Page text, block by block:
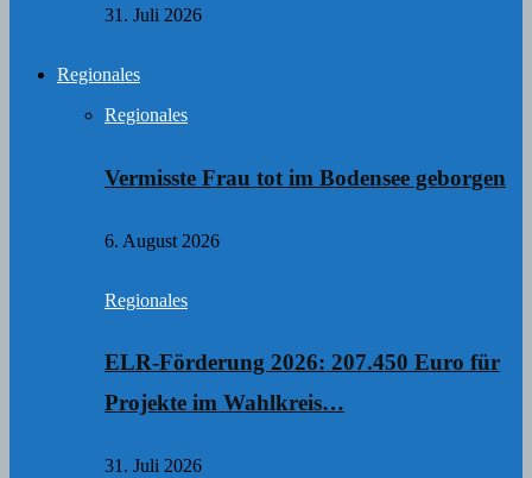
31. Juli 2026
Regionales
Regionales
Vermisste Frau tot im Bodensee geborgen
6. August 2026
Regionales
ELR-Förderung 2026: 207.450 Euro für
Projekte im Wahlkreis…
31. Juli 2026